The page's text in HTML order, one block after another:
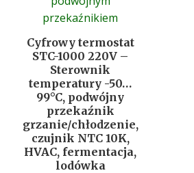
Cyfrowy termostat
STC-1000 220V –
Sterownik
temperatury -50…
99°C, podwójny
przekaźnik
grzanie/chłodzenie,
czujnik NTC 10K,
HVAC, fermentacja,
lodówka